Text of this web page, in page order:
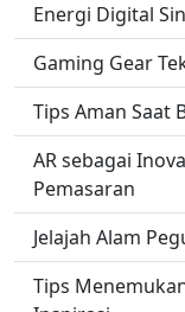
Energi Digital
Gaming Gear
Tips Aman Saat
AR sebagai
Pemasaran
Jelajah Alam
Tips